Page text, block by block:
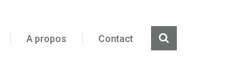
A propos Contact